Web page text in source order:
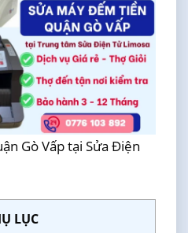
Gò Vấp tại Sửa Điện
LỤC